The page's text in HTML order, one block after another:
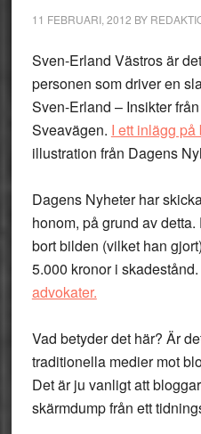
11 FEBRUARI, 2012 BY
Sven-Erland Västros är
personen som driver en
Sven-Erland – Insikter
Sveavägen. I ett inlägg på
illustration från Dagens
Dagens Nyheter har
honom, på grund av
bort bilden (vilket han
5.000 kronor i skadestånd.
advokater.
Vad betyder det här? Är
traditionella medier mot
Det är ju vanligt att
skärmdump från ett